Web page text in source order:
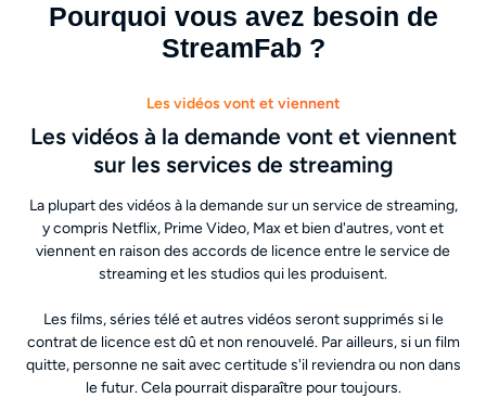
Pourquoi vous avez besoin de
StreamFab ?
Les vidéos vont et viennent
Les vidéos à la demande vont et viennent
sur les services de streaming
La plupart des vidéos à la demande sur un service de streaming,
y compris Netflix, Prime Video, Max et bien d'autres, vont et
viennent en raison des accords de licence entre le service de
streaming et les studios qui les produisent.
Les films, séries télé et autres vidéos seront supprimés si le
contrat de licence est dû et non renouvelé. Par ailleurs, si un film
quitte, personne ne sait avec certitude s'il reviendra ou non dans
le futur. Cela pourrait disparaître pour toujours.